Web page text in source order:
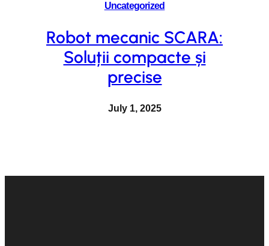
Uncategorized
Robot mecanic SCARA:
Soluții compacte și
precise
July 1, 2025